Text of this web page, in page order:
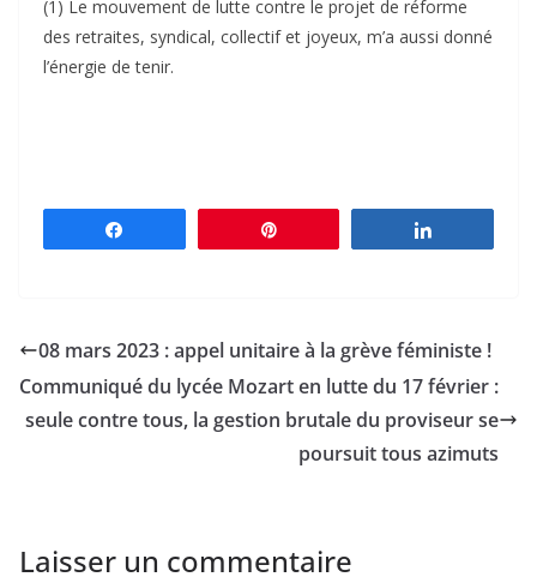
(1) Le mouvement de lutte contre le projet de réforme
des retraites, syndical, collectif et joyeux, m’a aussi donné
l’énergie de tenir.
08 mars 2023 : appel unitaire à la grève féministe !
Communiqué du lycée Mozart en lutte du 17 février :
seule contre tous, la gestion brutale du proviseur se
poursuit tous azimuts
Laisser un commentaire